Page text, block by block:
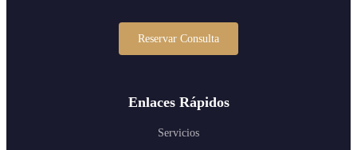
Reservar Consulta
Enlaces Rápidos
Servicios